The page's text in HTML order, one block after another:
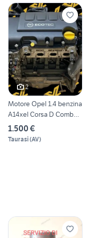
2
Motore Opel 1.4 benzina
A14xel Corsa D Combo
Meriv
1.500 €
Taurasi(AV)